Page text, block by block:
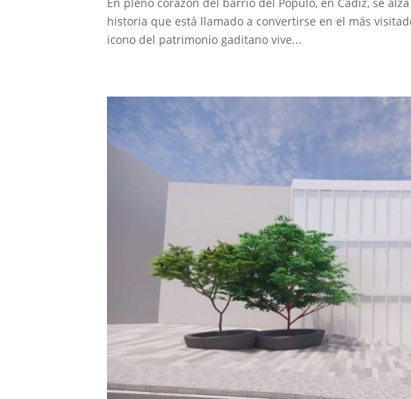
historia que está llamado a convertirse en el más
icono del patrimonio gaditano vive...